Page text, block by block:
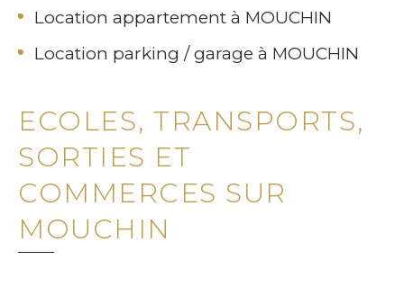
Location appartement à MOUCHIN
Location parking / garage à MOUCHIN
ECOLES, TRANSPORTS,
SORTIES ET
COMMERCES SUR
MOUCHIN